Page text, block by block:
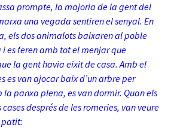
prompte, la majoria de la gent del
una vegada sentiren el senyal. En
els dos animalots baixaren al poble
es feren amb tot el menjar que
la gent havia eixit de casa. Amb el
es van ajocar baix d’un arbre per
panxa plena, es van dormir. Quan els
després de les romeries, van veure
patit: